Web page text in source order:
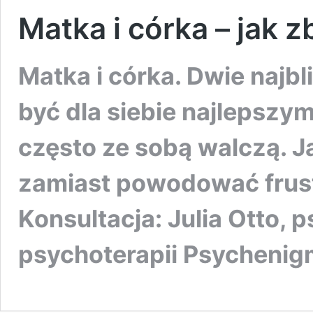
Matka i córka – jak
Matka i córka. Dwie
być dla siebie
często ze sobą walczą.
zamiast powodować
Konsultacja: Julia Otto,
psychoterapii